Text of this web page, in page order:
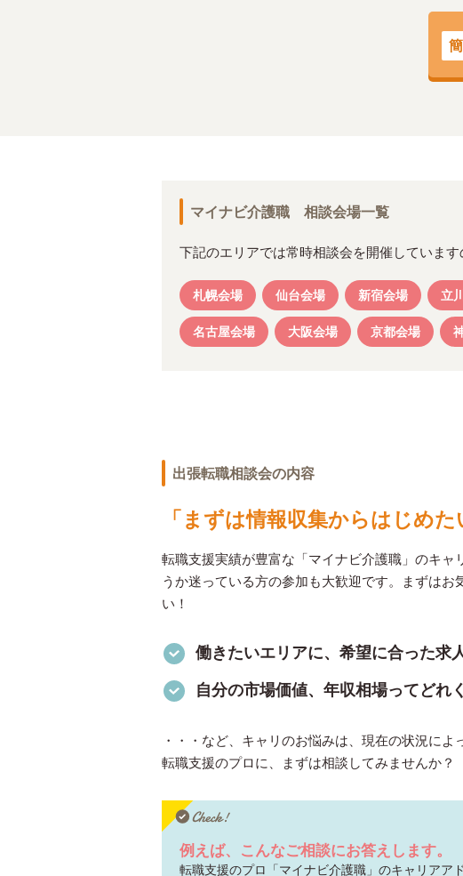
マイナビ介護職 相談会場一覧
下記のエリアでは常時相談会を開催しています
札幌会場 仙台会場 新宿会場 立
名古屋会場 大阪会場 京都会場
出張転職相談会の内容
「まずは情報収集からはじめた
転職支援実績が豊富な「マイナビ介護職」のキ
うか迷っている方の参加も大歓迎です。まずは
い！
働きたいエリアに、希望に合った求
自分の市場価値、年収相場ってどれ
・・・など、キャリのお悩みは、現在の状況によ
転職支援のプロに、まずは相談してみませんか？
例えば、こんなご相談にお答えします。
転職支援のプロ「マイナビ介護職」のキャリアア